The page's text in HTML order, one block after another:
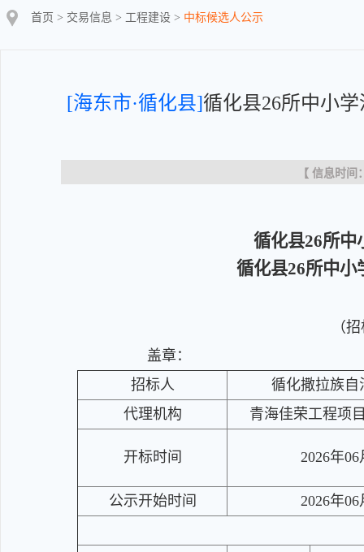
首页 > 交易信息 > 工程建设 > 中标候选人公示
[海东市·循化县]循化县26所中小
【 信息时间
循化县26所中
循化县26所中小
（
盖章：
招标人
循化撒拉族自
代理机构
青海佳荣工程项
开标时间 2026年06
公示开始时间 2026年06